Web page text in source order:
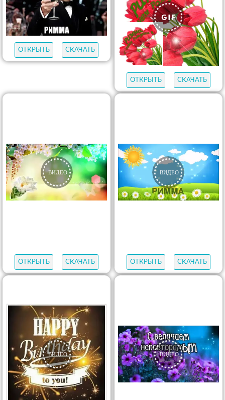
ОТКРЫТЬ СКАЧАТЬ
ОТКРЫТЬ СКАЧАТЬ
ОТКРЫТЬ СКАЧАТЬ ОТКРЫТЬ СКАЧАТЬ